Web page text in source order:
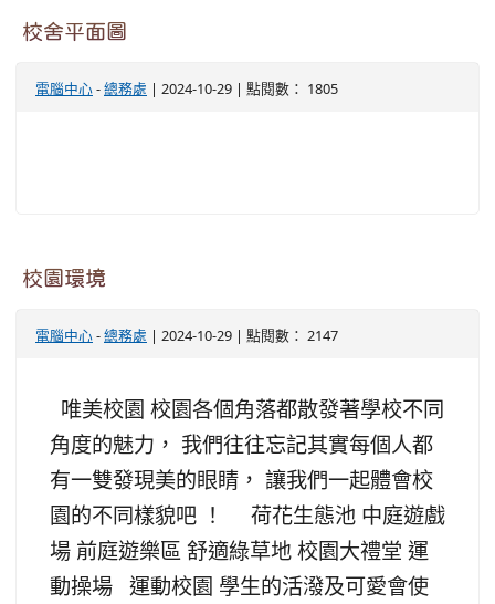
校舍平面圖
電腦中心-總務處 | 2024-10-29 | 點閱數： 1805
校園環境
電腦中心-總務處 | 2024-10-29 | 點閱數： 2147
唯美校園 校園各個角落都散發著學校不同
角度的魅力， 我們往往忘記其實每個人都
有一雙發現美的眼睛， 讓我們一起體會校
園的不同樣貌吧 ！ 荷花生態池 中庭遊戲
場 前庭遊樂區 舒適綠草地 校園大禮堂 運
動操場 運動校園 學生的活潑及可愛會使